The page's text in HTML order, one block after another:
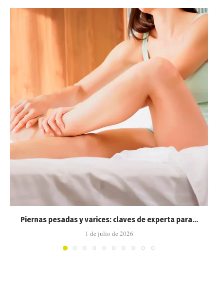
Piernas pesadas y varices: claves de experta para...
1 de julio de 2026